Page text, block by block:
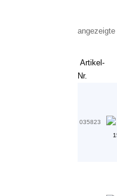
Artikel-
Nr.
035823